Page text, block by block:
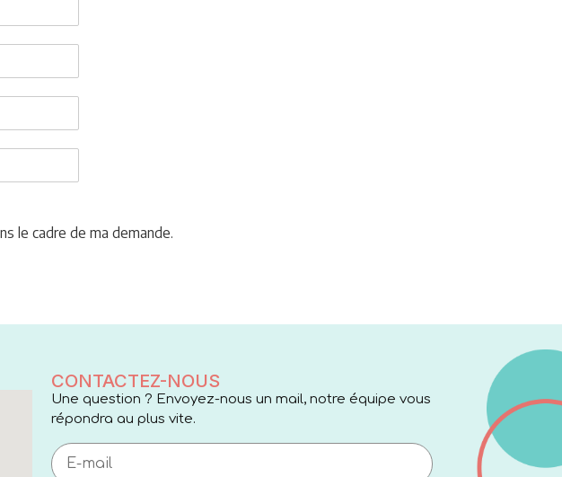
le cadre de ma demande.
CONTACTEZ-NOUS
Une question ? Envoyez-nous un mail, notre équipe vous
répondra au plus vite.